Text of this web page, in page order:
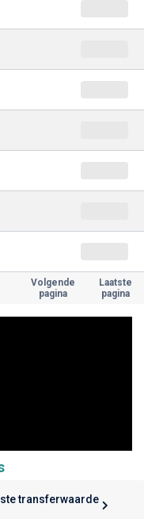
Volgende
pagina
Laatste
pagina
transferwaarde